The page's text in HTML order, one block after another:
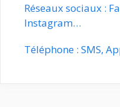
Réseaux sociaux :
Instagram…
Téléphone : SMS,